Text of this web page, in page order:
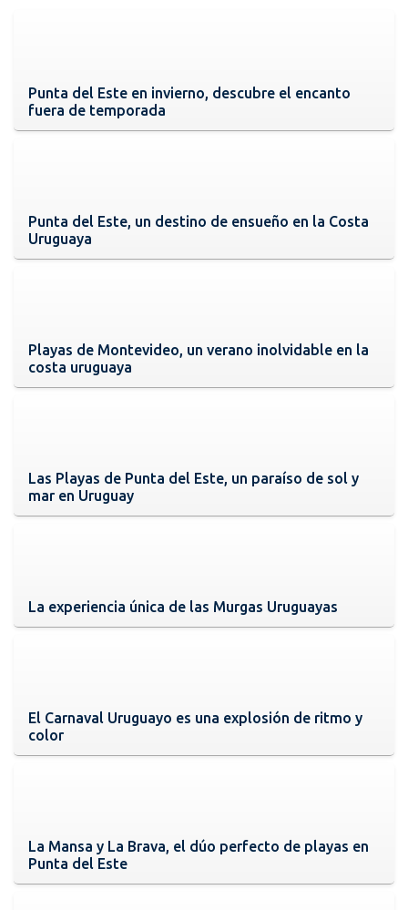
Punta del Este en invierno, descubre el encanto
fuera de temporada
Punta del Este, un destino de ensueño en la Costa
Uruguaya
Playas de Montevideo, un verano inolvidable en la
costa uruguaya
Las Playas de Punta del Este, un paraíso de sol y
mar en Uruguay
La experiencia única de las Murgas Uruguayas
El Carnaval Uruguayo es una explosión de ritmo y
color
La Mansa y La Brava, el dúo perfecto de playas en
Punta del Este